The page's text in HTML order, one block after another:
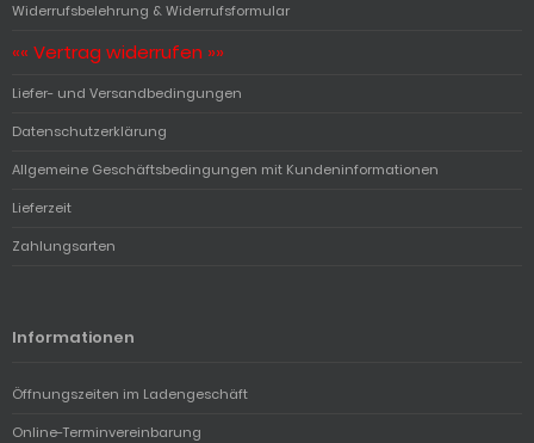
Widerrufsbelehrung & Widerrufsformular
«« Vertrag widerrufen »»
Liefer- und Versandbedingungen
Datenschutzerklärung
Allgemeine Geschäftsbedingungen mit Kundeninformationen
Lieferzeit
Zahlungsarten
Informationen
Öffnungszeiten im Ladengeschäft
Online-Terminvereinbarung